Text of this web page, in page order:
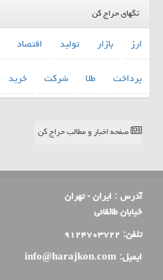
تگهای حراج کن
ارز بازار تولید اقتصاد
پرداخت
طلا شركت خرید
صفحه اخبار و مطالب حراج کن
آدرس : ایران - تهران
خیابان طالقانی
تلفن: ۹۱۲۴۷۰۳۷۲۲
ایمیل: info@harajkon.com